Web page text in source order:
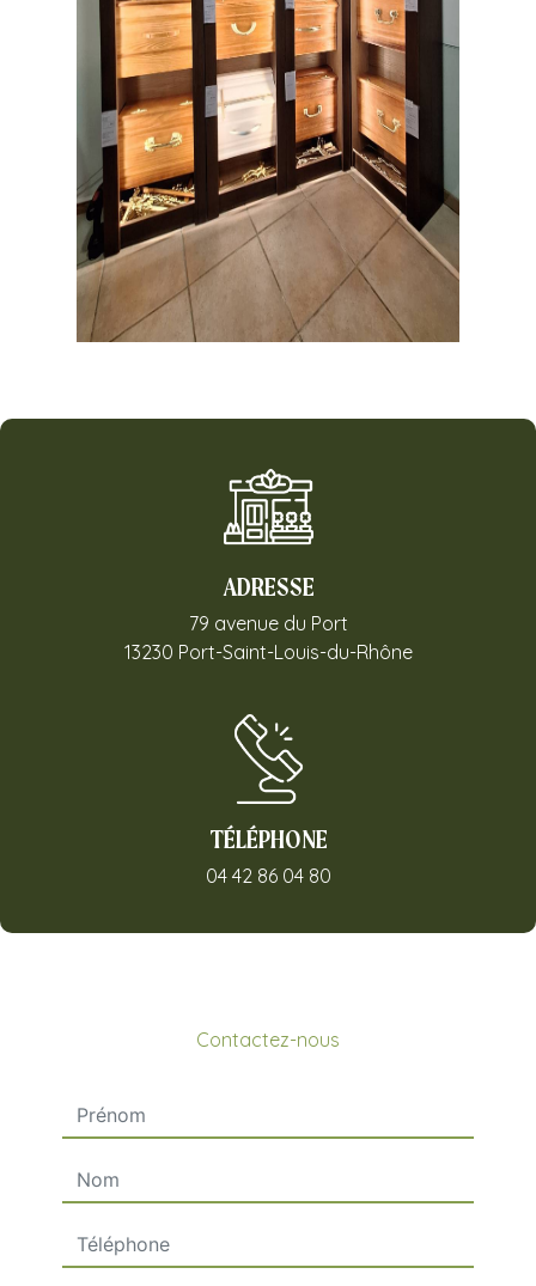
ADRESSE
79 avenue du Port
13230 Port-Saint-Louis-du-Rhône
TÉLÉPHONE
04 42 86 04 80
Contactez-nous